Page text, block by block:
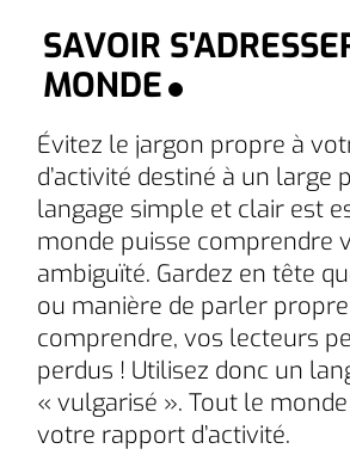
SAVOIR
MONDE
Évitez le jargon propre à
d’activité destiné à un large
langage simple et clair est
monde puisse comprendre
ambiguïté. Gardez en tête
ou manière de parler
comprendre, vos lecteurs
perdus ! Utilisez donc un
« vulgarisé ». Tout le
votre rapport d’activité.